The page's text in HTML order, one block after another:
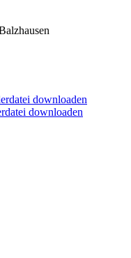
downloaden
downloaden